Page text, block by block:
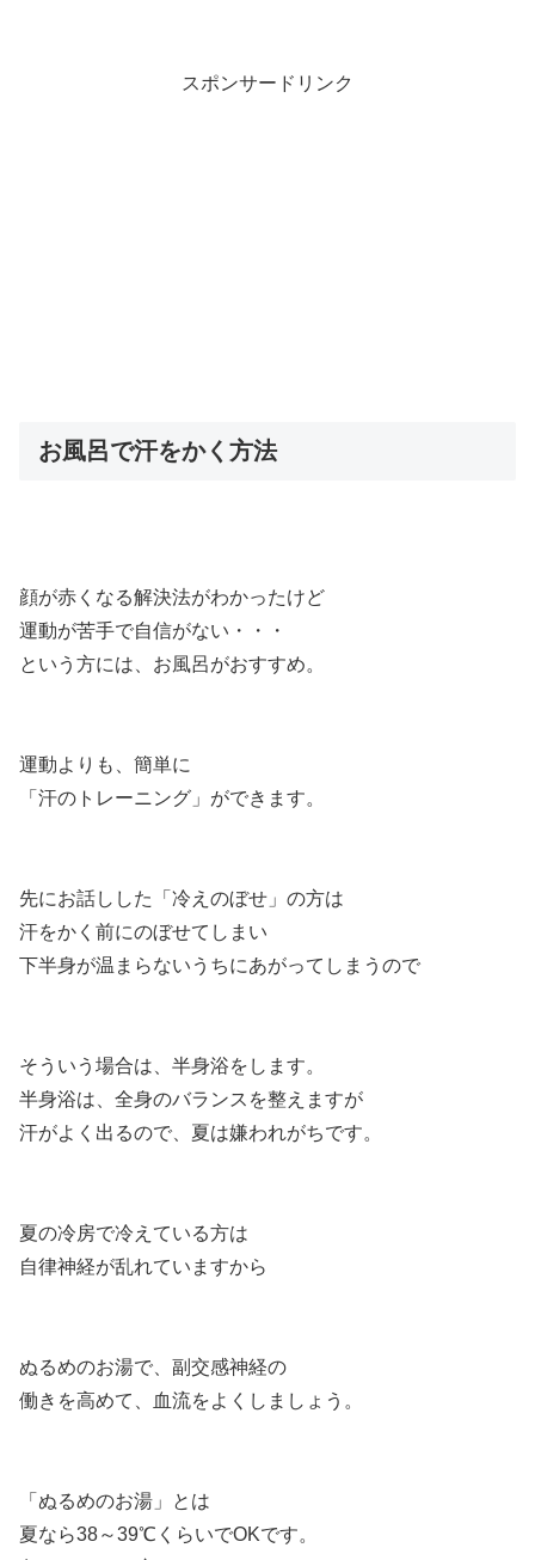
スポンサードリンク
お風呂で汗をかく方法
顔が赤くなる解決法がわかったけど
運動が苦手で自信がない・・・
という方には、お風呂がおすすめ。
運動よりも、簡単に
「汗のトレーニング」ができます。
先にお話しした「冷えのぼせ」の方は
汗をかく前にのぼせてしまい
下半身が温まらないうちにあがってしまうので
そういう場合は、半身浴をします。
半身浴は、全身のバランスを整えますが
汗がよく出るので、夏は嫌われがちです。
夏の冷房で冷えている方は
自律神経が乱れていますから
ぬるめのお湯で、副交感神経の
働きを高めて、血流をよくしましょう。
「ぬるめのお湯」とは
夏なら38～39℃くらいでOKです。